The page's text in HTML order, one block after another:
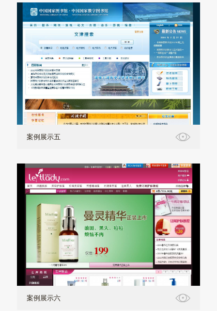
案例展示五
案例展示六